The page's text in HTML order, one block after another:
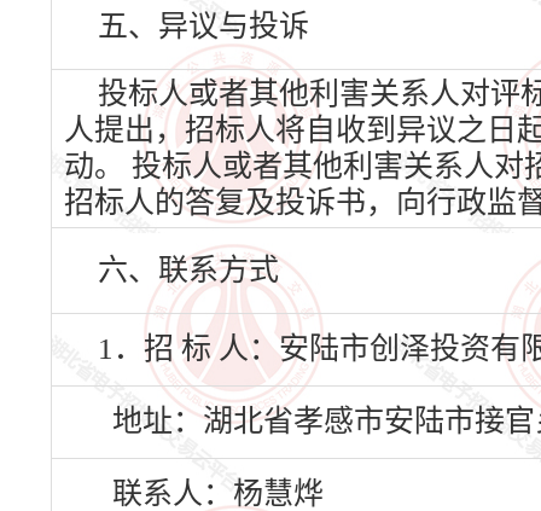
五、异议与投诉
投标人或者其他利害关系人对评
人提出，招标人将自收到异议之日
动。 投标人或者其他利害关系人
招标人的答复及投诉书，向行政监
六、联系方式
1．招 标 人：安陆市创泽投资有
地址：湖北省孝感市安陆市接
联系人：杨慧烨